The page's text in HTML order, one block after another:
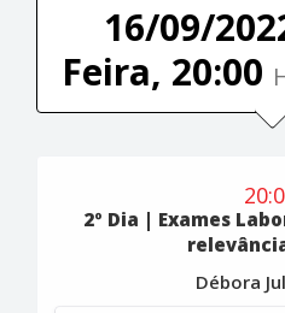
16/09/
Feira, 20:00
2º Dia | Exames
Débora